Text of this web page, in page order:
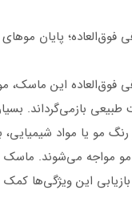
پایان موهای
فوق‌العاده این ماسک،
بازمی‌گرداند.
رنگ مو یا مواد
مواجه می‌شوند. ماسک
این ویژگی‌ها